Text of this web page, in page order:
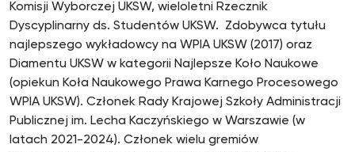
Komisji Wyborczej UKSW, wieloletni Rzecznik
Dyscyplinarny ds. Studentów UKSW. Zdobywca tytułu
najlepszego wykładowcy na WPIA UKSW (2017) oraz
Diamentu UKSW w kategorii Najlepsze Koło Naukowe
(opiekun Koła Naukowego Prawa Karnego Procesowego
WPIA UKSW). Członek Rady Krajowej Szkoły Administracji
Publicznej im. Lecha Kaczyńskiego w Warszawie (w
latach 2021-2024). Członek wielu gremiów